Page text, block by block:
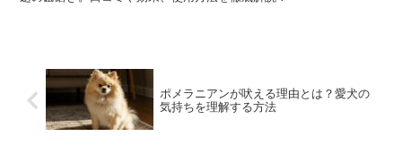
ポメラニアンが吠える理由とは？愛犬の
気持ちを理解する方法